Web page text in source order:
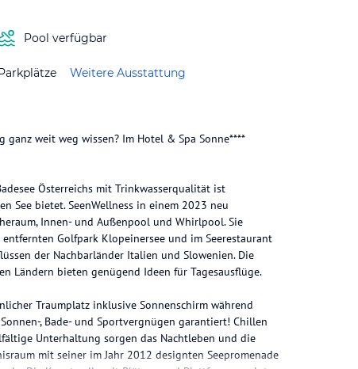
Pool verfügbar
Weitere Ausstattung
weit weg wissen? Im Hotel & Spa Sonne****
Österreichs mit Trinkwasserqualität ist
See bietet. SeenWellness in einem 2023 neu
Innen- und Außenpool und Whirlpool. Sie
Golfpark Klopeinersee und im Seerestaurant
der Nachbarländer Italien und Slowenien. Die
Ländern bieten genügend Ideen für Tagesausflüge.
Traumplatz inklusive Sonnenschirm während
, Bade- und Sportvergnügen garantiert! Chillen
Unterhaltung sorgen das Nachtleben und die
mit seiner im Jahr 2012 designten Seepromenade